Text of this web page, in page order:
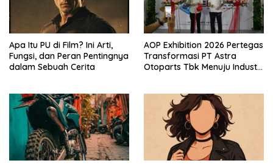
Apa Itu PU di Film? Ini Arti,
Fungsi, dan Peran Pentingnya
dalam Sebuah Cerita
AOP Exhibition 2026 Pertegas
Transformasi PT Astra
Otoparts Tbk Menuju Industri